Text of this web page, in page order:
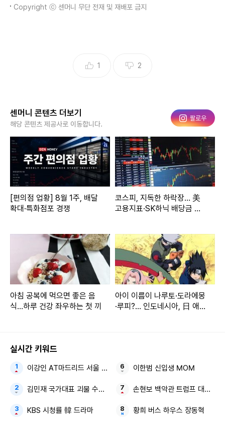
Copyright ⓒ 센머니 무단 전재 및 재배포 금지
1 2
센머니 콘텐츠 더보기
해당 콘텐츠 제공사로 이동합니다.
팔로우
[편의점 업황] 8월 1주, 배달
확대·특화점포 경쟁
코스피, 지독한 하락장… 美
고용지표·SK하닉 배당금 눈
아침 공복에 먹으면 좋은 음
식…하루 건강 좌우하는 첫 끼
아이 이름이 나루토·도라에몽
·루피?… 인도네시아, 日 애니
실시간 키워드
이강인 AT마드리드 서울 3대
김민재 국가대표 괴물 수비수 남아공전 졸전
KBS 시청률 韓 드라마
이한범 신입생 MOM
손현보 백악관 트럼프 대통령
황희 버스 하우스 장동혁